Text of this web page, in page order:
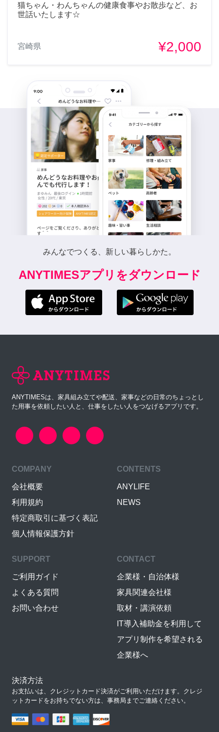
猫ちゃん・わんちゃんの健康食事やお散歩など、お
世話いたします☆
宮崎県 ¥2,000
みんなでつくる、新しい暮らしかた。
ANYTIMESアプリをダウンロード
ANYTIMESは、家具組み立てや配送、家事などの日常のちょっとし
た用事を依頼したい人と、仕事をしたい人をつなげるアプリです。
COMPANY
会社概要
利用規約
特定商取引に基づく表記
個人情報保護方針
CONTENTS
ANYLIFE
NEWS
SUPPORT
ご利用ガイド
よくある質問
お問い合わせ
CONTACT
企業様・自治体様
家具関連会社様
取材・講演依頼
IT導入補助金を利用して
アプリ制作を希望される
企業様へ
決済方法
お支払いは、クレジットカード決済がご利用いただけます。クレジ
ットカードをお持ちでない方は、事務局までご連絡ください。